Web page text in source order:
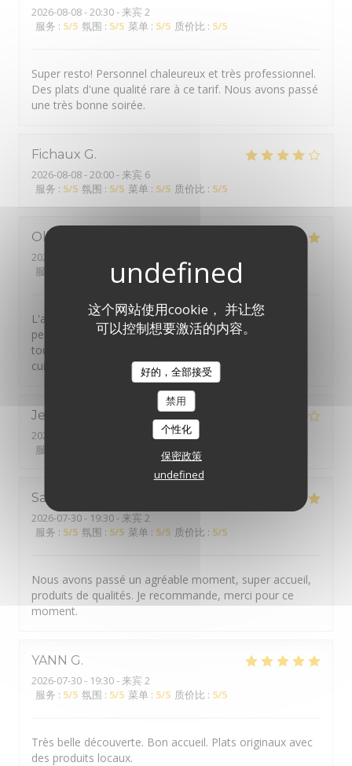
这个网站使用cookie， 并让您
可以控制想要激活的内容。
好的，全部接受
禁用
个性化
保密政策
undefined
2026-08-08- 20:30 - 来宾 2
服务 : 5/5 氛围 : 5/5 菜单 : 5/5 质价比 : 5/5
Super resto! Personnel chaleureux et très professionnel.
Des plats d'une qualité rare à ce tarif. Nous avons passé
une très bonne soirée.
Fichaux G
2026-08-08- 20:00 - 来宾 6
服务 : 5/5 氛围 : 5/5 菜单 : 5/5 质价比 : 5/5
Olivier
2026-08-01
服务
5 /5 菜单:5 /5 质价比: 5/5
L'accueil & le service sont très chaleureux. La carte
permet des choix différents très intéressants : C'est en
tout cas régal assuré avec de très bons produits bien
cuisinés.
Jean-Luc
2026-07-31
服务
/5 质价比
Sabrina
2026-07-30- 19:30 - 来宾 2
服务 : 5/5 氛围 : 5/5 菜单 : 5/5 质价比 : 5/5
Nous avons passé un agréable moment, super accueil,
produits de qualités. Je recommande, merci pour ce
moment.
YANN G
2026-07-30- 19:30 - 来宾 2
服务 : 5/5 氛围 : 5/5 菜单 : 5/5 质价比 : 5/5
Très belle découverte. Bon accueil. Plats originaux avec
des produits locaux.